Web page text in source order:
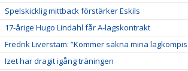
Spelskicklig mittback förstärker Eskils
17-årige Hugo Lindahl får A-lagskontrakt
Fredrik Liverstam: ”Kommer sakna mina
Izet har dragit igång träningen